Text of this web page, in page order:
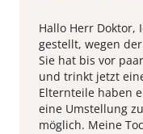
Hallo Herr Doktor,
gestellt, wegen
Sie hat bis vor
und trinkt jetzt
Elternteile haben
eine Umstellung
möglich. Meine